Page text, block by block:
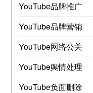
YouTube品牌推广
YouTube品牌营销
YouTube网络公关
YouTube舆情处理
YouTube负面删除